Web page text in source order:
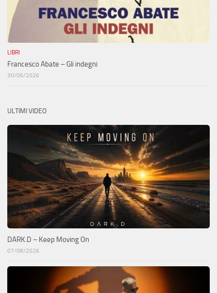
LIBRI
Francesco Abate – Gli indegni
30/06/2026
ULTIMI VIDEO
DARK.D – Keep Moving On
07/08/2026